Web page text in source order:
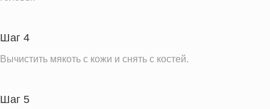
Шаг 4
Вычистить мякоть с кожи и снять с костей.
Шаг 5